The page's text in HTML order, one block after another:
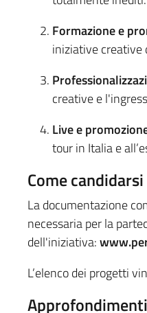
Formazione e
iniziative creative
creative e
Live e
tour in Italia e
Come candidarsi
La documentazione
necessaria per la
dell'iniziativa:
L’elenco dei progetti
Approfondimenti